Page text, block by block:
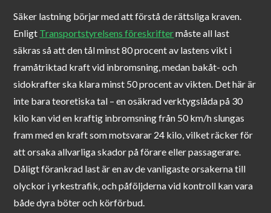
Säker lastning börjar med att förstå de rättsliga kraven.
Enligt Transportstyrelsens föreskriftermåste all last
säkras så att den tål minst 80 procent av lastens vikt i
framåtriktad kraft vid inbromsning, medan bakåt- och
sidokrafter ska klara minst 50 procent av vikten. Det här är
inte bara teoretiska tal – en osäkrad verktygslåda på 30
kilo kan vid en kraftig inbromsning från 50 km/h slungas
fram med en kraft som motsvarar 24 kilo, vilket räcker för
att orsaka allvarliga skador på förare eller passagerare.
Dåligt förankrad last är en av de vanligaste orsakerna till
olyckor i yrkestrafik, och påföljderna vid kontroll kan vara
både dyra böter och körförbud.